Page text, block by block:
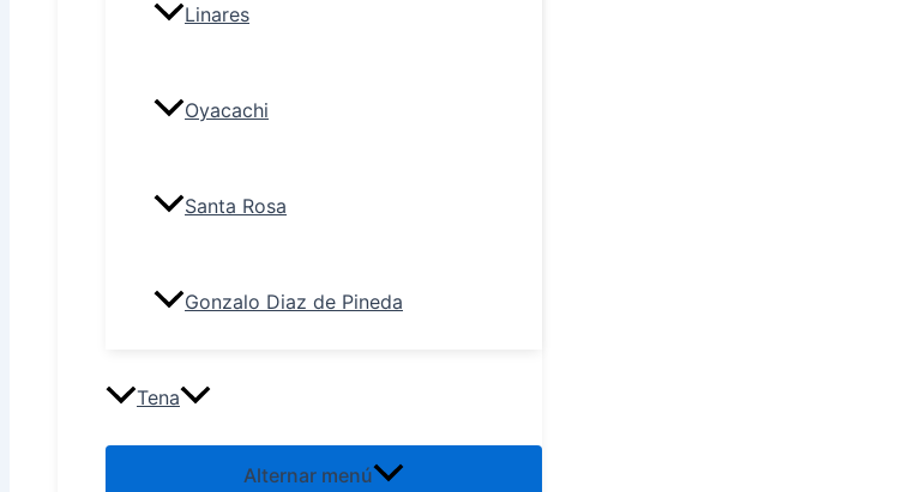
Linares
Oyacachi
Santa Rosa
Gonzalo Diaz de Pineda
Tena
Alternar menú